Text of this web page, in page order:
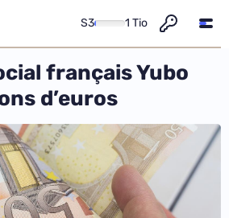
S3 1 Tio
français Yubo
d’euros